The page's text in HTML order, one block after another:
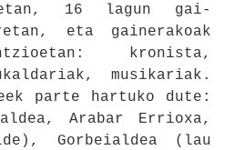
16 lagun gai-
eta gainerakoak
kronista,
musikariak.
parte hartuko dute:
Arabar Errioxa,
Gorbeialdea (lau